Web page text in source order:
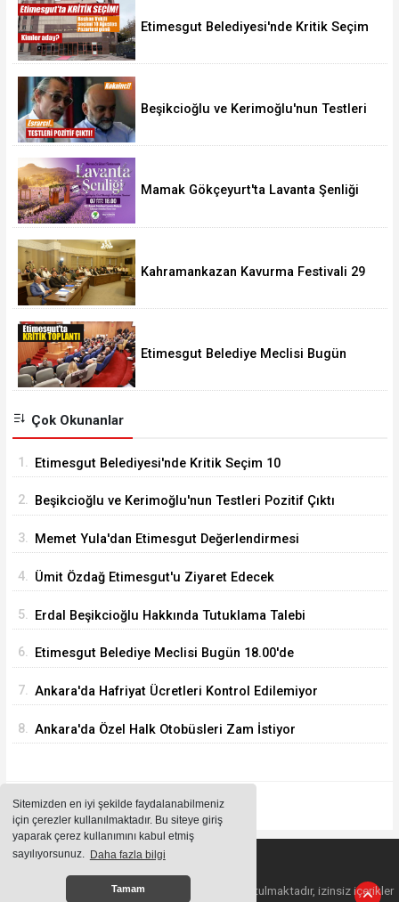
Sitemizden en iyi şekilde faydalanabilmeniz
için çerezler kullanılmaktadır. Bu siteye giriş
yaparak çerez kullanımını kabul etmiş
sayılıyorsunuz. Daha fazla bilgi
Tamam
Etimesgut Belediyesi'nde Kritik Seçim
Beşikcioğlu ve Kerimoğlu'nun Testleri
Mamak Gökçeyurt'ta Lavanta Şenliği
Kahramankazan Kavurma Festivali 29
Etimesgut Belediye Meclisi Bugün
Çok Okunanlar
1. Etimesgut Belediyesi'nde Kritik Seçim 10
2. Beşikcioğlu ve Kerimoğlu'nun Testleri Pozitif Çıktı
3. Memet Yula'dan Etimesgut Değerlendirmesi
4. Ümit Özdağ Etimesgut'u Ziyaret Edecek
5. Erdal Beşikcioğlu Hakkında Tutuklama Talebi
6. Etimesgut Belediye Meclisi Bugün 18.00'de
7. Ankara'da Hafriyat Ücretleri Kontrol Edilemiyor
8. Ankara'da Özel Halk Otobüsleri Zam İstiyor
Sitemizde bulunan içeriklerin tüm hakları saklı tutulmaktadır, izinsiz içerikler